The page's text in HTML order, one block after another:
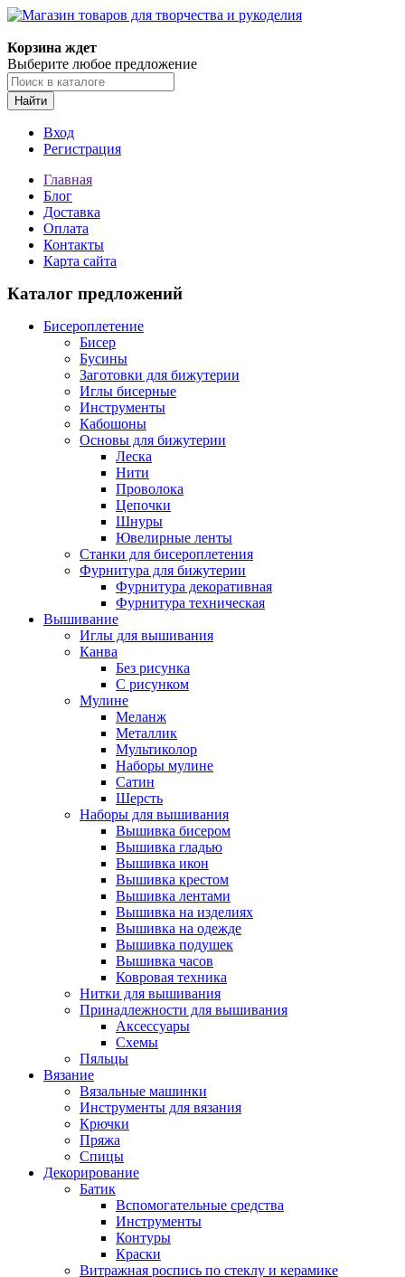
Корзина ждет
Выберите любое предложение
Найти
Вход
Регистрация
Главная
Блог
Доставка
Оплата
Контакты
Карта сайта
Каталог предложений
Бисероплетение
Бисер
Бусины
Заготовки для бижутерии
Иглы бисерные
Инструменты
Кабошоны
Основы для бижутерии
Леска
Нити
Проволока
Цепочки
Шнуры
Ювелирные ленты
Станки для бисероплетения
Фурнитура для бижутерии
Фурнитура декоративная
Фурнитура техническая
Вышивание
Иглы для вышивания
Канва
Без рисунка
С рисунком
Мулине
Меланж
Металлик
Мультиколор
Наборы мулине
Сатин
Шерсть
Наборы для вышивания
Вышивка бисером
Вышивка гладью
Вышивка икон
Вышивка крестом
Вышивка лентами
Вышивка на изделиях
Вышивка на одежде
Вышивка подушек
Вышивка часов
Ковровая техника
Нитки для вышивания
Принадлежности для вышивания
Аксессуары
Схемы
Пяльцы
Вязание
Вязальные машинки
Инструменты для вязания
Крючки
Пряжа
Спицы
Декорирование
Батик
Вспомогательные средства
Инструменты
Контуры
Краски
Витражная роспись по стеклу и керамике